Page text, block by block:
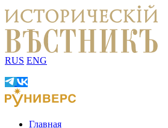
RUS ENG
Главная